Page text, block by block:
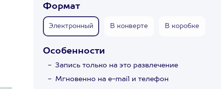
Формат
Электронный В конверте В коробке
Особенности
Запись только на это развлечение
Мгновенно на e-mail и телефон